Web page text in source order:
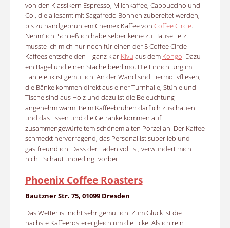
von den Klassikern Espresso, Milchkaffee, Cappuccino und
Co., die allesamt mit Sagafredo Bohnen zubereitet werden,
bis zu handgebrühtem Chemex Kaffee von Coffee Circle.
Nehm‘ ich! Schließlich habe selber keine zu Hause. Jetzt
musste ich mich nur noch für einen der 5 Coffee Circle
Kaffees entscheiden – ganz klar Kivu aus dem Kongo. Dazu
ein Bagel und einen Stachelbeerlimo. Die Einrichtung im
Tanteleuk ist gemütlich. An der Wand sind Tiermotivfliesen,
die Bänke kommen direkt aus einer Turnhalle, Stühle und
Tische sind aus Holz und dazu ist die Beleuchtung
angenehm warm. Beim Kaffeebrühen darf ich zuschauen
und das Essen und die Getränke kommen auf
zusammengewürfeltem schönem alten Porzellan. Der Kaffee
schmeckt hervorragend, das Personal ist superlieb und
gastfreundlich. Dass der Laden voll ist, verwundert mich
nicht. Schaut unbedingt vorbei!
Phoenix Coffee Roasters
Bautzner Str. 75, 01099 Dresden
Das Wetter ist nicht sehr gemütlich. Zum Glück ist die
nächste Kaffeerösterei gleich um die Ecke. Als ich rein